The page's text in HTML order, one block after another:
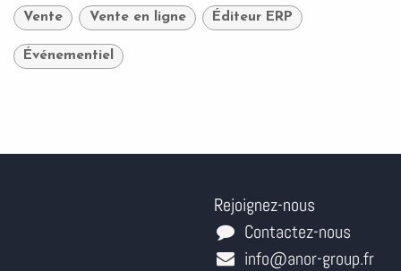
Vente Vente en ligne Éditeur ERP
Événementiel
Rejoignez-nous
Contactez-nous
info@anor-group.fr